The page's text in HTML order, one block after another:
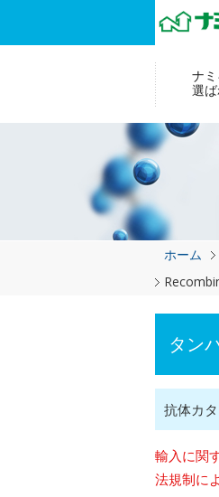
ナ
選
ホーム
タン
抗体カ
輸入に関
法規制に